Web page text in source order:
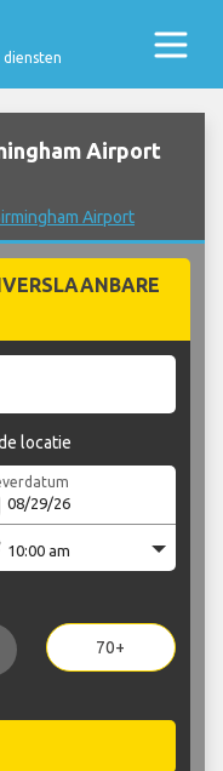
Airport
Airport
locatie
70+